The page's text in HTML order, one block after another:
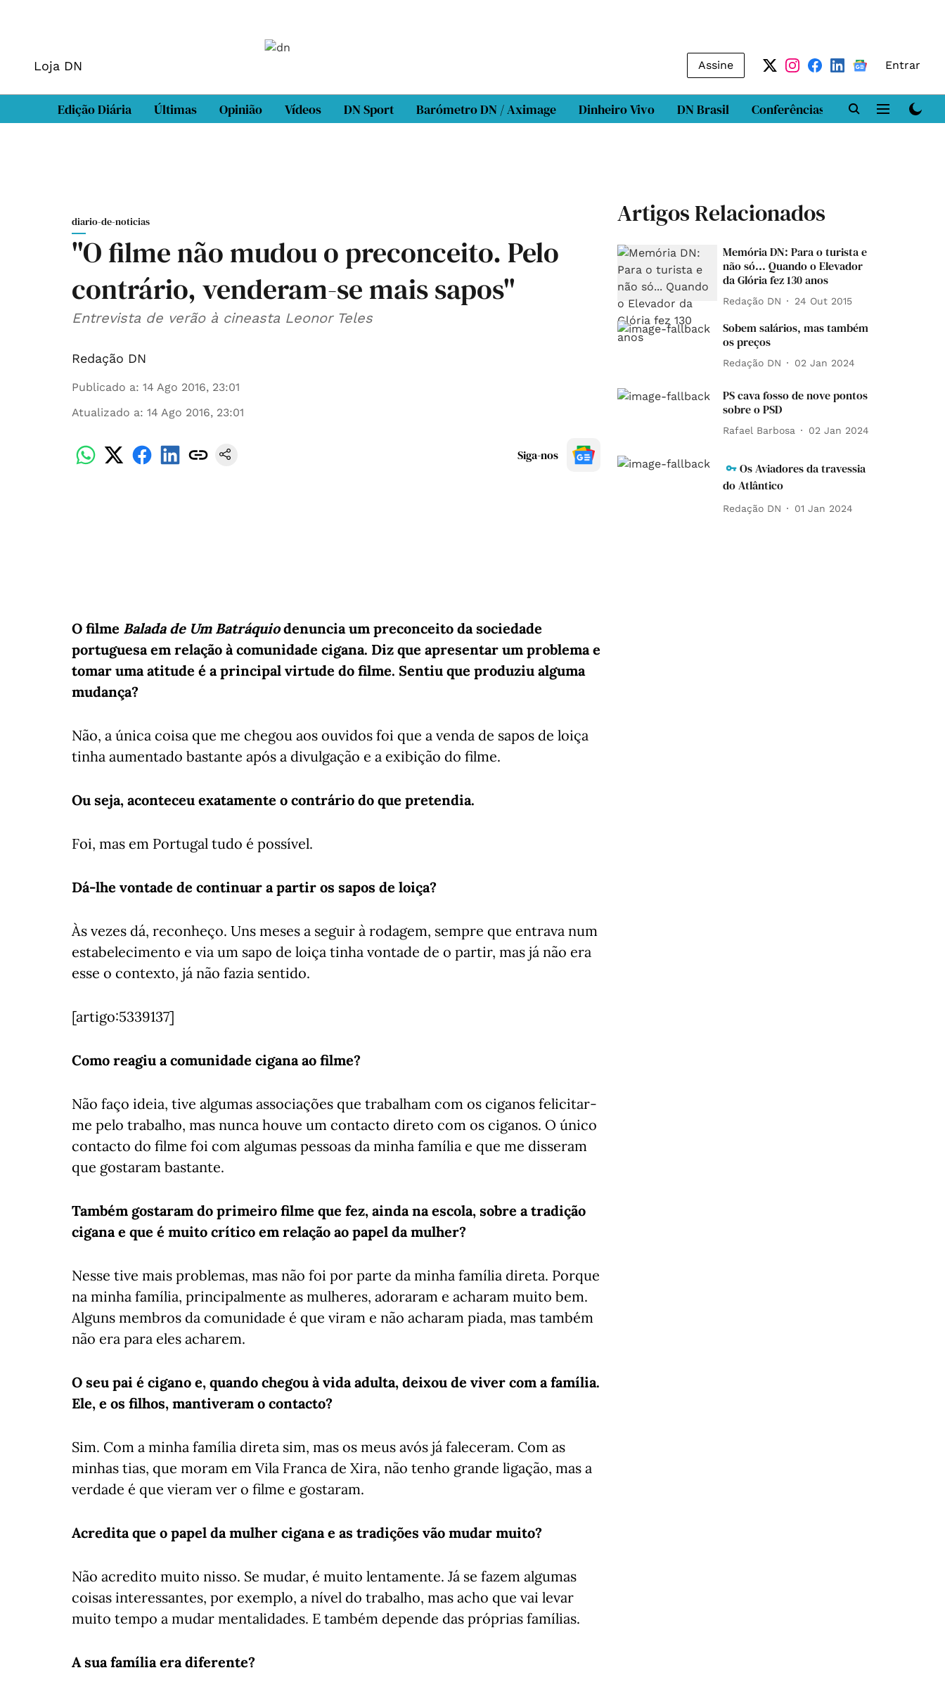
Loja DN Assine Entrar
Edição Diária Últimas Opinião Vídeos DN Sport Barómetro DN / Aximage Dinheiro Vivo DN Brasil Conferências DN LAB
diario-de-noticias
"O filme não mudou o preconceito. Pelo
contrário, venderam-se mais sapos"
Entrevista de verão à cineasta Leonor Teles
Redação DN
Publicado a: 14 Ago 2016, 23:01
Atualizado a: 14 Ago 2016, 23:01
Siga-nos
O filme Balada de Um Batráquiodenuncia um preconceito da sociedade
portuguesa em relação à comunidade cigana. Diz que apresentar um problema e
tomar uma atitude é a principal virtude do filme. Sentiu que produziu alguma
mudança?
Não, a única coisa que me chegou aos ouvidos foi que a venda de sapos de loiça
tinha aumentado bastante após a divulgação e a exibição do filme.
Ou seja, aconteceu exatamente o contrário do que pretendia.
Foi, mas em Portugal tudo é possível.
Dá-lhe vontade de continuar a partir os sapos de loiça?
Às vezes dá, reconheço. Uns meses a seguir à rodagem, sempre que entrava num
estabelecimento e via um sapo de loiça tinha vontade de o partir, mas já não era
esse o contexto, já não fazia sentido.
[artigo:5339137]
Como reagiu a comunidade cigana ao filme?
Não faço ideia, tive algumas associações que trabalham com os ciganos felicitar-
me pelo trabalho, mas nunca houve um contacto direto com os ciganos. O único
contacto do filme foi com algumas pessoas da minha família e que me disseram
que gostaram bastante.
Também gostaram do primeiro filme que fez, ainda na escola, sobre a tradição
cigana e que é muito crítico em relação ao papel da mulher?
Nesse tive mais problemas, mas não foi por parte da minha família direta. Porque
na minha família, principalmente as mulheres, adoraram e acharam muito bem.
Alguns membros da comunidade é que viram e não acharam piada, mas também
não era para eles acharem.
O seu pai é cigano e, quando chegou à vida adulta, deixou de viver com a família.
Ele, e os filhos, mantiveram o contacto?
Sim. Com a minha família direta sim, mas os meus avós já faleceram. Com as
minhas tias, que moram em Vila Franca de Xira, não tenho grande ligação, mas a
verdade é que vieram ver o filme e gostaram.
Acredita que o papel da mulher cigana e as tradições vão mudar muito?
Não acredito muito nisso. Se mudar, é muito lentamente. Já se fazem algumas
coisas interessantes, por exemplo, a nível do trabalho, mas acho que vai levar
muito tempo a mudar mentalidades. E também depende das próprias famílias.
A sua família era diferente?
Artigos Relacionados
Memória DN: Para o turista e
não só... Quando o Elevador
da Glória fez 130 anos
Redação DN 24 Out 2015
Sobem salários, mas também
os preços
Redação DN 02 Jan 2024
PS cava fosso de nove pontos
sobre o PSD
Rafael Barbosa 02 Jan 2024
Os Aviadores da travessia
do Atlântico
Redação DN 01 Jan 2024